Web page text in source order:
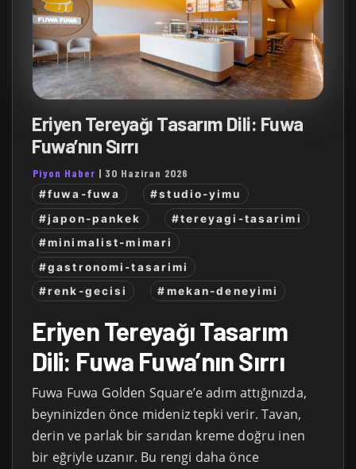
Eriyen Tereyağı Tasarım Dili: Fuwa
Fuwa’nın Sırrı
Piyon Haber | 30 Haziran 2026
#fuwa-fuwa
#studio-yimu
#japon-pankek
#tereyagi-tasarimi
#minimalist-mimari
#gastronomi-tasarimi
#renk-gecisi
#mekan-deneyimi
Eriyen Tereyağı Tasarım
Dili: Fuwa Fuwa’nın Sırrı
Fuwa Fuwa Golden Square’e adım attığınızda,
beyninizden önce mideniz tepki verir. Tavan,
derin ve parlak bir sarıdan kreme doğru inen
bir eğriyle uzanır. Bu rengi daha önce